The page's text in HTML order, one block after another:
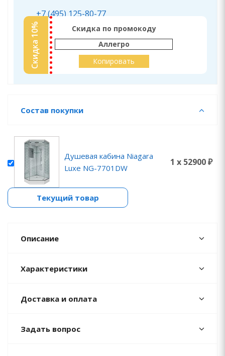
+7 (495) 125-80-77
Скидка 10%
Скидка по промокоду
Аллегро
Копировать
Состав покупки
Душевая кабина Niagara
Luxe NG-7701DW
1 x 52900 ₽
Текущий товар
Описание
Характеристики
Доставка и оплата
Задать вопрос